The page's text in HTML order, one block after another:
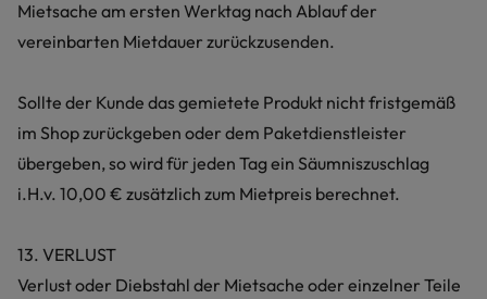
Mietsache am ersten Werktag nach Ablauf der
vereinbarten Mietdauer zurückzusenden.
Sollte der Kunde das gemietete Produkt nicht fristgemäß
im Shop zurückgeben oder dem Paketdienstleister
übergeben, so wird für jeden Tag ein Säumniszuschlag
i.H.v. 10,00 € zusätzlich zum Mietpreis berechnet.
13. VERLUST
Verlust oder Diebstahl der Mietsache oder einzelner Teile